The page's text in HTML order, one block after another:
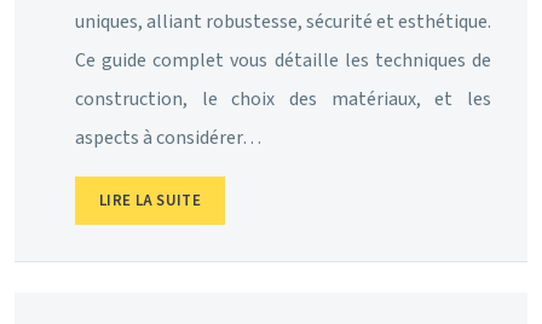
uniques, alliant robustesse, sécurité et esthétique.
Ce guide complet vous détaille les techniques de
construction, le choix des matériaux, et les
aspects à considérer…
LIRE LA SUITE